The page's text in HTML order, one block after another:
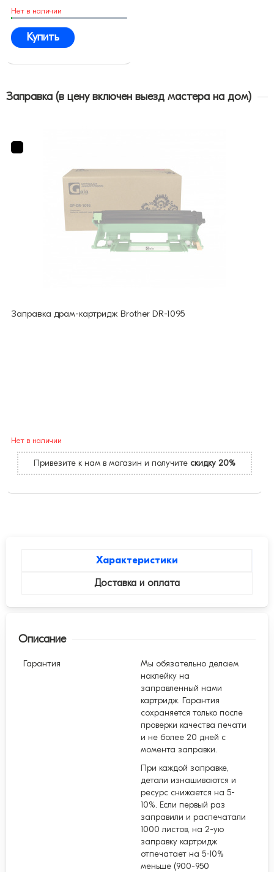
Нет в наличии
Купить
Заправка (в цену включен выезд мастера на дом)
Заправка драм-картридж Brother DR-1095
Нет в наличии
Привезите к нам в магазин и получите скидку 20%
Характеристики
Доставка и оплата
Описание
Гарантия
Мы обязательно делаем
наклейку на
заправленный нами
картридж. Гарантия
сохраняется только после
проверки качества печати
и не более 20 дней с
момента заправки.
При каждой заправке,
детали изнашиваются и
ресурс снижается на 5-
10%. Если первый раз
заправили и распечатали
1000 листов, на 2-ую
заправку картридж
отпечатает на 5-10%
меньше (900-950